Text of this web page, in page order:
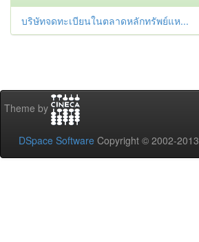
บริษัทจดทะเบียนในตลาดหลักทรัพย์แห...
Theme by
DSpace Software Copyright © 2002-2013